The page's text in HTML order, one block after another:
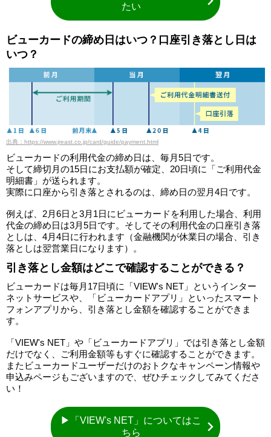
たい
ビューカードの締め日はいつ？口座引き落とし日は
いつ？
出典：https://www.jreast.co.jp/card/guide/payment.html
ビューカードの利用代金の締め日は、毎月5日です。
そして締切月の15日にお支払額が確定、20日頃に「ご利用代金
明細書」が送られます。
実際に口座から引き落とされるのは、締め日の翌月4日です。
例えば、2月6日と3月1日にビューカードを利用した場合、利用
代金の締め日は3月5日です。そしてその利用代金の口座引き落
としは、4月4日に行われます（金融機関が休業日の場合、引き
落としは翌営業日になります）。
引き落とし金額はどこで確認することができる？
ビューカードは毎月17日頃に「VIEW's NET」というインター
ネットサービスや、「ビューカードアプリ」といったスマート
フォンアプリから、引き落とし金額を確認することができま
す。
「VIEW's NET」や「ビューカードアプリ」では引き落とし金額
だけでなく、ご利用金額等もすぐに確認することができます。
またビューカードユーザーだけのおトクなキャンペーン情報や
申込みページもございますので、ぜひチェックしてみてくださ
い！
▶「VIEW's NET」についてはこ
ちら